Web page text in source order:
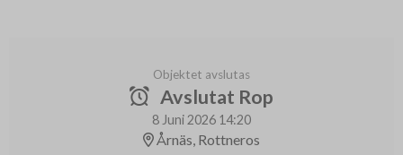
Objektet avslutas
Avslutat Rop
8 Juni 2026 14:20
Årnäs, Rottneros